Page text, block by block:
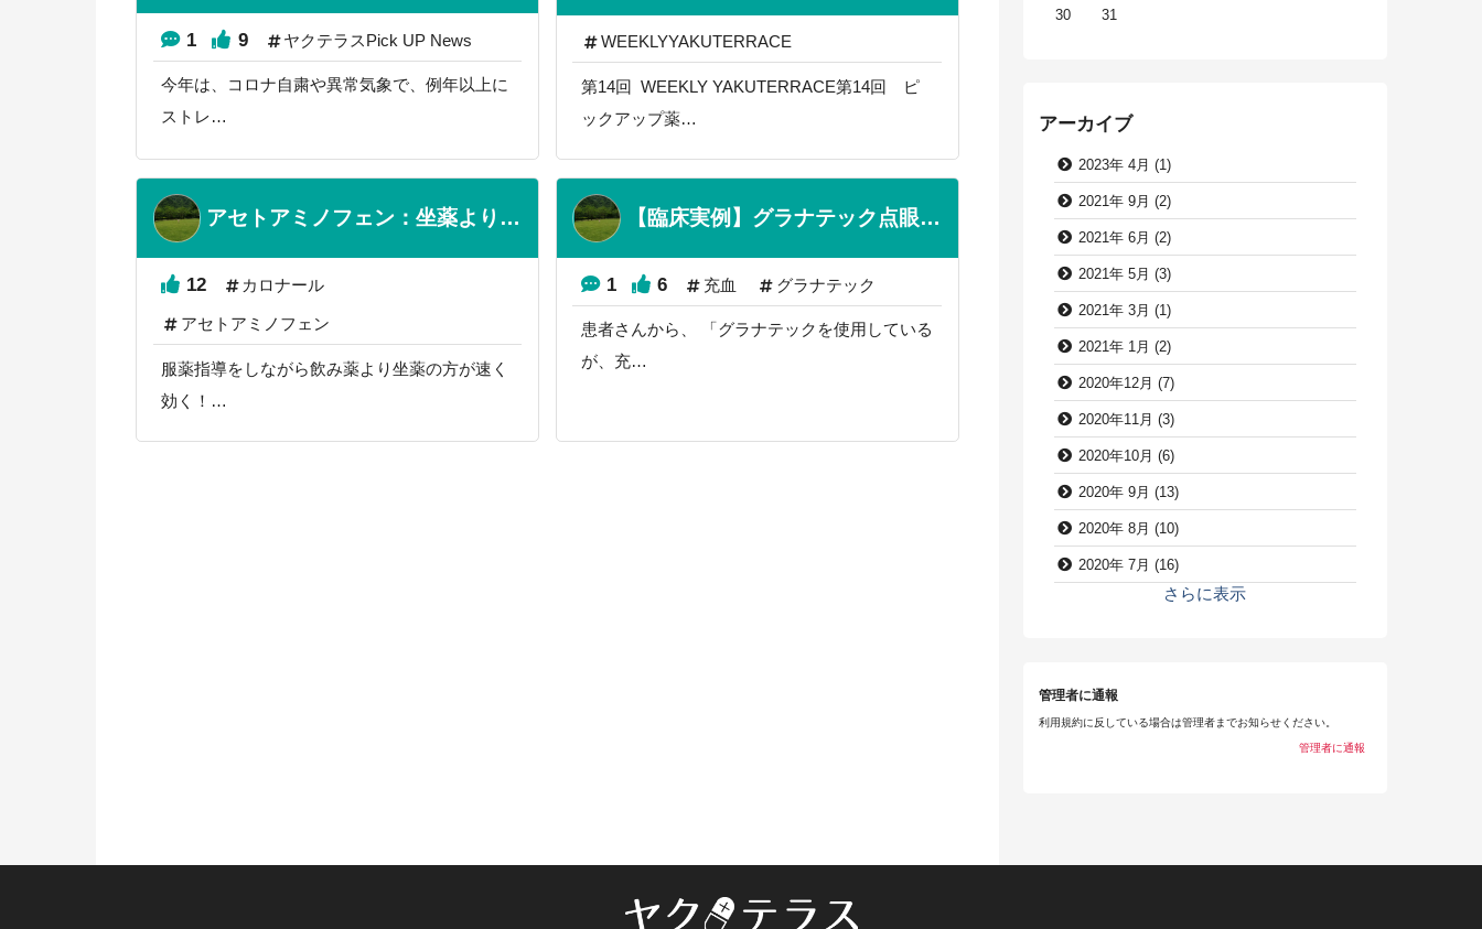
1 9 ヤクテラスPick UP News
今年は、コロナ自粛や異常気象で、例年以上に
ストレ…
WEEKLYYAKUTERRACE
第14回 WEEKLY YAKUTERRACE第14回 ピ
ックアップ薬…
アセトアミノフェン：坐薬より細粒の方が効果は速い！？
12 カロナール
アセトアミノフェン
服薬指導をしながら飲み薬より坐薬の方が速く
効く！…
【臨床実例】グラナテック点眼液と充血の副作用
1 6 充血 グラナテック
患者さんから、 「グラナテックを使用している
が、充…
30
31
アーカイブ
2023年 4月 (1)
2021年 9月 (2)
2021年 6月 (2)
2021年 5月 (3)
2021年 3月 (1)
2021年 1月 (2)
2020年12月 (7)
2020年11月 (3)
2020年10月 (6)
2020年 9月 (13)
2020年 8月 (10)
2020年 7月 (16)
さらに表示
管理者に通報
利用規約に反している場合は管理者までお知らせください。
管理者に通報